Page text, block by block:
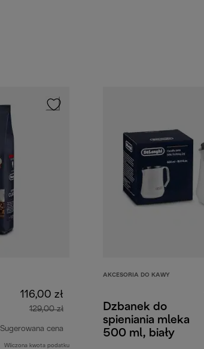
116,00 zł
129,00 zł
Sugerowana cena
Wliczona kwota podatku
AKCESORIA DO KAWY
Dzbanek do
spieniania mleka
500 ml, biały